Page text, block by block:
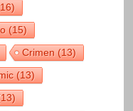
(15)
Crimen(13)
(13)